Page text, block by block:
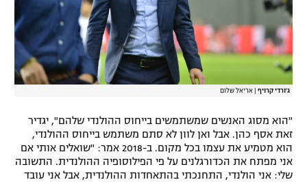
ג'ורדי קרויף אריאל שלום
"הוא מסוג האנשים שמשתמשים בייחוס ההולנדי שלהם", יגדיר
זאת אסף כהן. אבל ואן לוון לא סתם משתמש בייחוס ההולנדי,
הוא מטמיע את עצמו בכל מקום. ב-2018 אמר: "שואלים אותי אם
אני מפתח את הכדורגלנים על פי הפילוסופיה ההולנדית. התשובה
שלי: אני הולנדי, התחנכתי בהתאחדות ההולנדית, אבל אני עובד